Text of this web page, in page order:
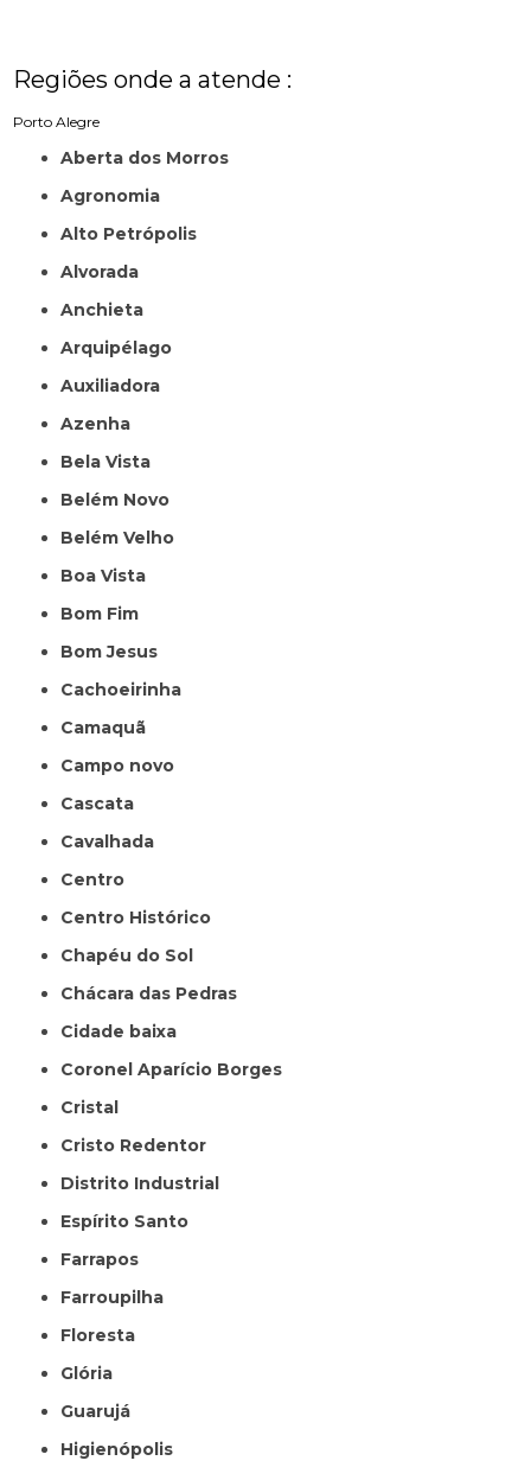
Regiões onde a atende :
Porto Alegre
Aberta dos Morros
Agronomia
Alto Petrópolis
Alvorada
Anchieta
Arquipélago
Auxiliadora
Azenha
Bela Vista
Belém Novo
Belém Velho
Boa Vista
Bom Fim
Bom Jesus
Cachoeirinha
Camaquã
Campo novo
Cascata
Cavalhada
Centro
Centro Histórico
Chapéu do Sol
Chácara das Pedras
Cidade baixa
Coronel Aparício Borges
Cristal
Cristo Redentor
Distrito Industrial
Espírito Santo
Farrapos
Farroupilha
Floresta
Glória
Guarujá
Higienópolis